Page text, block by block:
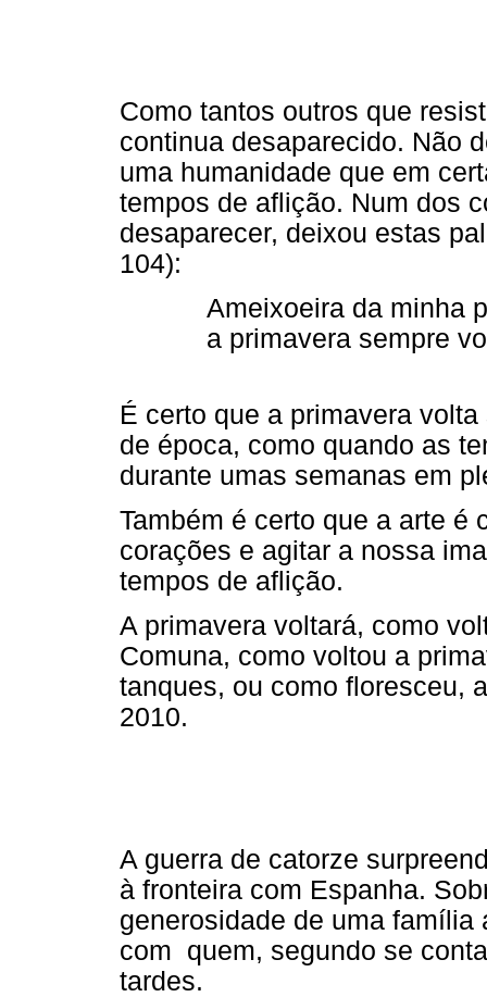
Como tantos outros que
continua desaparecido. Não
uma humanidade que em
tempos de aflição. Num dos
desaparecer, deixou estas
104):
Ameixoeira da minha
a primavera sempre
É certo que a primavera
de época, como quando as
durante umas semanas em
Também é certo que a arte é
corações e agitar a nossa
tempos de aflição.
A primavera voltará, como
Comuna, como voltou a
tanques, ou como floresceu,
2010.
A guerra de catorze
à fronteira com Espanha.
generosidade de uma
com quem, segundo se
tardes.